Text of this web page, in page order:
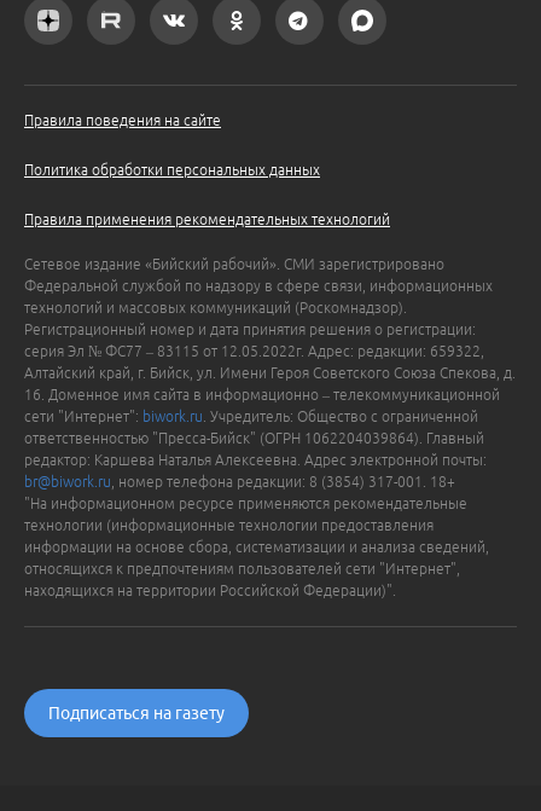
Правила поведения на сайте
Политика обработки персональных данных
Правила применения рекомендательных технологий
Сетевое издание «Бийский рабочий». СМИ зарегистрировано
Федеральной службой по надзору в сфере связи, информационных
технологий и массовых коммуникаций (Роскомнадзор).
Регистрационный номер и дата принятия решения о регистрации:
серия Эл № ФС77 – 83115 от 12.05.2022г. Адрес: редакции: 659322,
Алтайский край, г. Бийск, ул. Имени Героя Советского Союза Спекова, д.
16. Доменное имя сайта в информационно – телекоммуникационной
сети "Интернет": biwork.ru . Учредитель: Общество с ограниченной
ответственностью "Пресса-Бийск" (ОГРН 1062204039864). Главный
редактор: Каршева Наталья Алексеевна. Адрес электронной почты:
br@biwork.ru , номер телефона редакции: 8 (3854) 317-001. 18+
"На информационном ресурсе применяются рекомендательные
технологии (информационные технологии предоставления
информации на основе сбора, систематизации и анализа сведений,
относящихся к предпочтениям пользователей сети "Интернет",
находящихся на территории Российской Федерации)".
Подписаться на газету